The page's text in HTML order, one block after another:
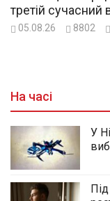
третій
05.08.26 8802
На часі
У